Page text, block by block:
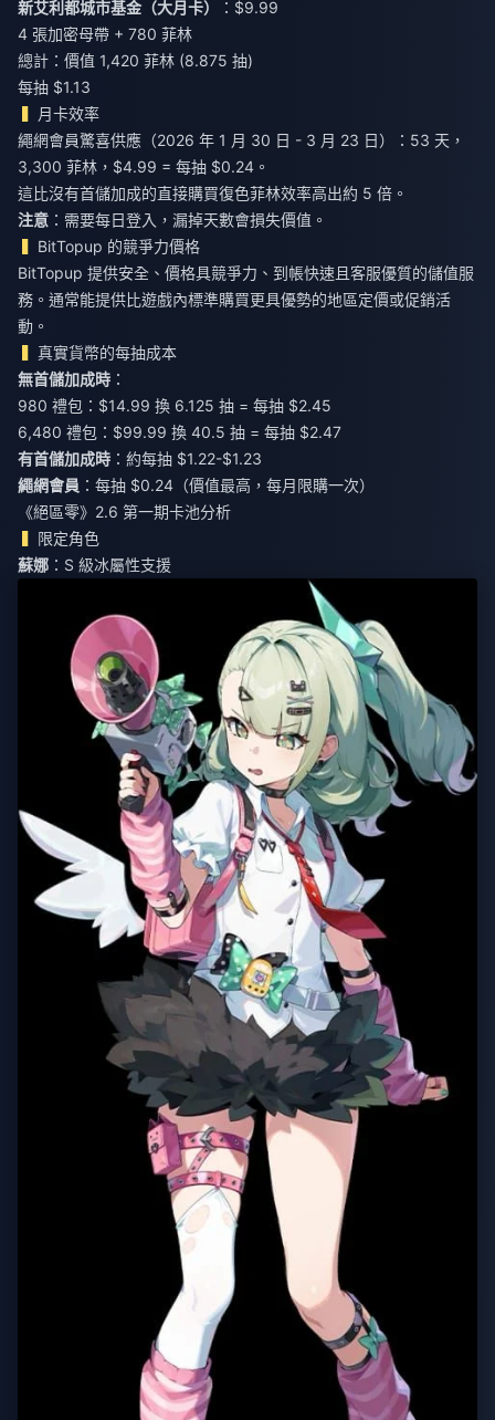
新艾利都城市基金（大月卡）
：$9.99
4 張加密母帶 + 780 菲林
總計：價值 1,420 菲林 (8.875 抽)
每抽 $1.13
月卡效率
繩網會員驚喜供應（2026 年 1 月 30 日 - 3 月 23 日）：53 天，
3,300 菲林，$4.99 = 每抽 $0.24。
這比沒有首儲加成的直接購買復色菲林效率高出約 5 倍。
注意 ：需要每日登入，漏掉天數會損失價值。
BitTopup 的競爭力價格
BitTopup 提供安全、價格具競爭力、到帳快速且客服優質的儲值服
務。通常能提供比遊戲內標準購買更具優勢的地區定價或促銷活
動。
真實貨幣的每抽成本
無首儲加成時 ：
980 禮包：$14.99 換 6.125 抽 = 每抽 $2.45
6,480 禮包：$99.99 換 40.5 抽 = 每抽 $2.47
有首儲加成時 ：約每抽 $1.22-$1.23
繩網會員 ：每抽 $0.24（價值最高，每月限購一次）
《絕區零》2.6 第一期卡池分析
限定角色
蘇娜 ：S 級冰屬性支援